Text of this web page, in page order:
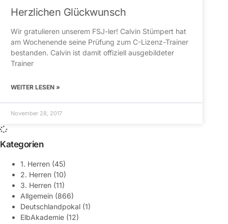
Herzlichen Glückwunsch
Wir gratulieren unserem FSJ-ler! Calvin Stümpert hat
am Wochenende seine Prüfung zum C-Lizenz-Trainer
bestanden. Calvin ist damit offiziell ausgebildeter
Trainer
WEITER LESEN »
November 28, 2017
Kategorien
1. Herren (45)
2. Herren (10)
3. Herren (11)
Allgemein (866)
Deutschlandpokal (1)
ElbAkademie (12)